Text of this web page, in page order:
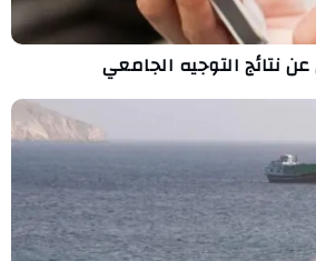
عن نتائج التوجيه الجامعي